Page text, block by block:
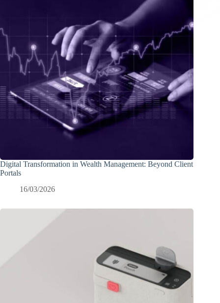
Digital Transformation in Wealth Management: Beyond Client
Portals
16/03/2026